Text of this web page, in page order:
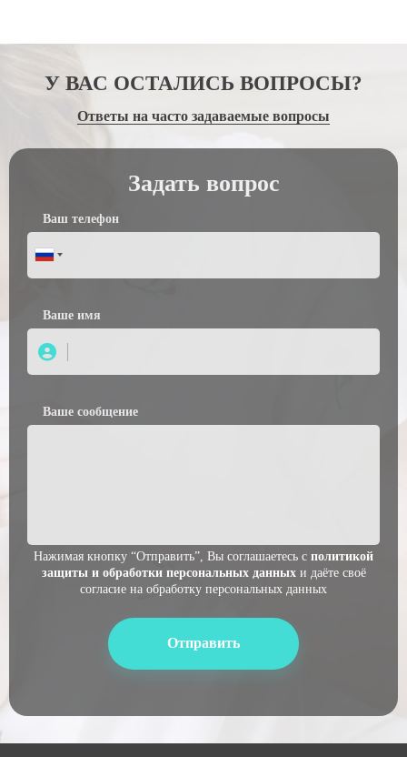
У ВАС ОСТАЛИСЬ ВОПРОСЫ?
Ответы на часто задаваемые вопросы
Задать вопрос
Ваш телефон
Вашe имя
Ваше сообщение
Нажимая кнопку “Отправить”, Вы соглашаетесь с политикой
защиты и обработки персональных данныхи даёте своё
согласие на обработку персональных данных